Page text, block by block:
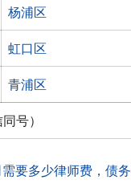
杨浦区
虹口区
青浦区
号）
要多少律师费，债